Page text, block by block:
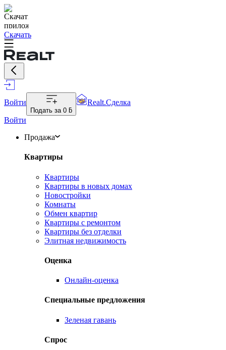
Скачать
Войти
Подать за 0 ƃ
Realt.Сделка
Войти
Продажа
Квартиры
Квартиры
Квартиры в новых домах
Новостройки
Комнаты
Обмен квартир
Квартиры с ремонтом
Квартиры без отделки
Элитная недвижимость
Оценка
Онлайн-оценка
Специальные предложения
Зеленая гавань
Спрос